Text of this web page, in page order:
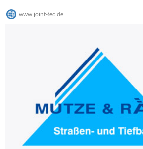
www.joint-tec.de